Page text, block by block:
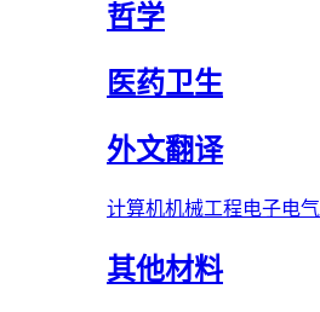
哲学
医药卫生
外文翻译
计算机机械工程电子电气
其他材料